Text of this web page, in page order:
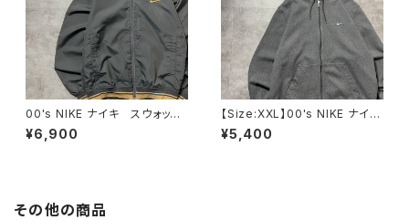
00's NIKE ナイキ スウォッシ
ュ 刺繍ワンポイント ラインリ
ブ グレー 薄手 ナイロンジ
¥6,900
【Size:XXL】00's NIKE ナイ
キ スウォッシュ 刺繍ワンポイ
ント グレー フルジップ スウ
¥5,400
その他の商品